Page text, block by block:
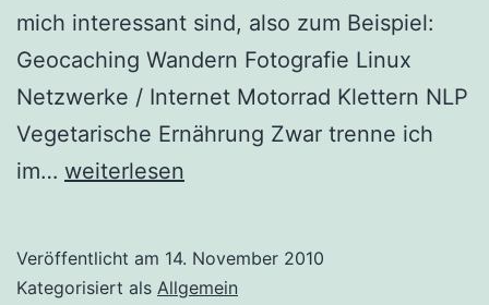
mich interessant sind, also zum Beispiel:
Geocaching Wandern Fotografie Linux
Netzwerke / Internet Motorrad Klettern NLP
Vegetarische Ernährung Zwar trenne ich
im… Blog
weiterlesen
Veröffentlicht am 14. November 2010
Kategorisiert als Allgemein